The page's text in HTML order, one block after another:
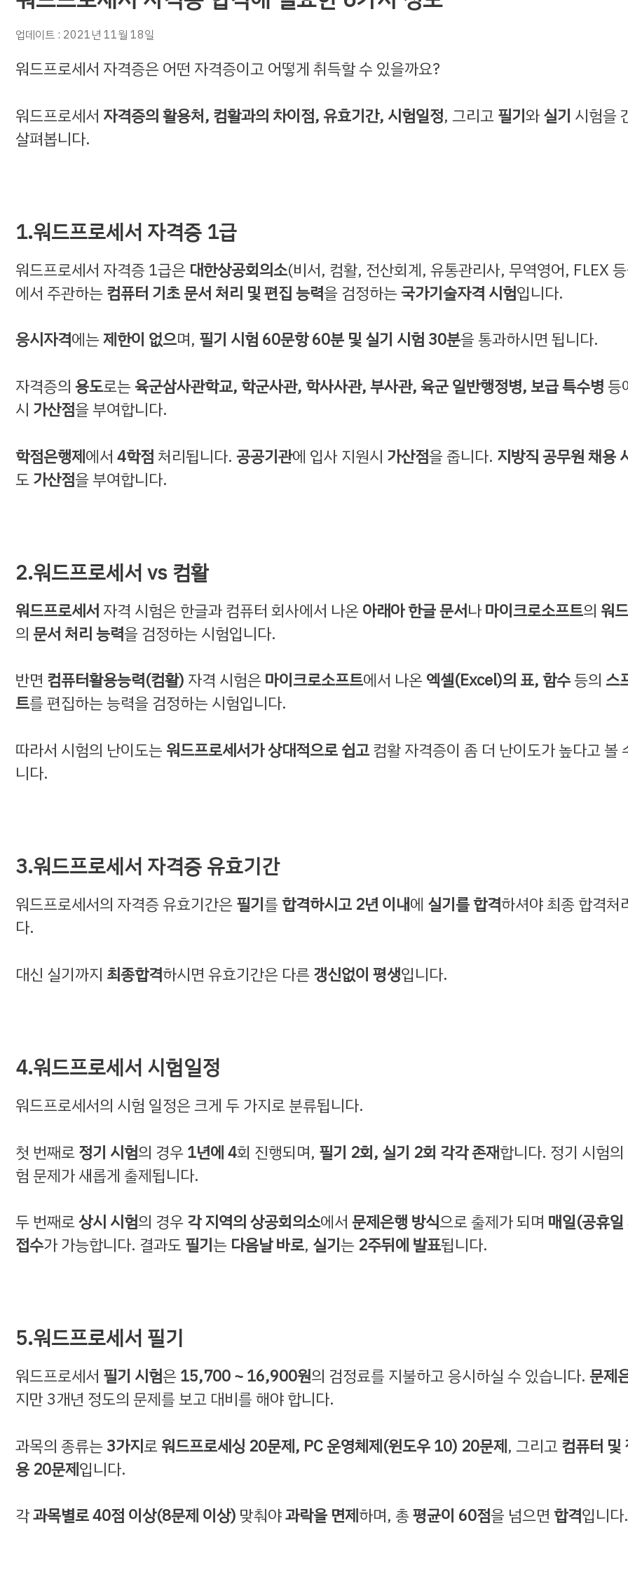
업데이트 : 2021년 11월 18일
워드프로세서 자격증은 어떤 자격증이고 어떻게 취득할 수 있을까요?
워드프로세서 자격증의 활용처, 컴활과의 차이점, 유효기간, 시험일정, 그리고필기와실기 시험을
살펴봅니다.
1.워드프로세서 자격증 1급
워드프로세서 자격증 1급은 대한상공회의소(비서, 컴활, 전산회계, 유통관리사, 무역영어, FLEX
에서 주관하는컴퓨터 기초 문서 처리 및 편집 능력을 검정하는국가기술자격 시험입니다.
응시자격에는제한이 없으며, 필기 시험 60문항 60분 및 실기 시험 30분을 통과하시면 됩니다.
자격증의 용도로는육군삼사관학교, 학군사관, 학사사관, 부사관, 육군 일반행정병, 보급 특수병등
시 가산점을 부여합니다.
학점은행제에서 4학점 처리됩니다. 공공기관에 입사 지원시 가산점을 줍니다. 지방직 공무원 채용
도가산점을 부여합니다.
2.워드프로세서 vs 컴활
워드프로세서 자격 시험은 한글과 컴퓨터 회사에서 나온아래아 한글 문서나마이크로소프트의 워
의 문서 처리 능력을 검정하는 시험입니다.
반면 컴퓨터활용능력(컴활) 자격 시험은마이크로소프트에서 나온엑셀(Excel)의 표, 함수등의 스
트를 편집하는 능력을 검정하는 시험입니다.
따라서 시험의 난이도는워드프로세서가 상대적으로 쉽고컴활 자격증이 좀 더 난이도가 높다고 볼
니다.
3.워드프로세서 자격증 유효기간
워드프로세서의 자격증 유효기간은필기를합격하시고 2년 이내에 실기를 합격하셔야 최종 합격처
다.
대신 실기까지 최종합격하시면 유효기간은 다른갱신없이 평생입니다.
4.워드프로세서 시험일정
워드프로세서의 시험 일정은 크게 두 가지로 분류됩니다.
첫 번째로정기 시험의 경우1년에 4회 진행되며, 필기 2회, 실기 2회 각각 존재합니다. 정기 시험의
험 문제가 새롭게 출제됩니다.
두 번째로상시 시험의 경우각 지역의 상공회의소에서 문제은행 방식으로 출제가 되며 매일(공휴
접수가 가능합니다. 결과도필기는 다음날 바로, 실기는 2주뒤에 발표됩니다.
5.워드프로세서 필기
워드프로세서 필기 시험은15,700 ~ 16,900원의 검정료를 지불하고 응시하실 수 있습니다. 문제
지만 3개년 정도의 문제를 보고 대비를 해야 합니다.
과목의 종류는3가지로워드프로세싱 20문제, PC 운영체제(윈도우 10) 20문제, 그리고컴퓨터 및
용 20문제입니다.
각과목별로 40점 이상(8문제 이상) 맞춰야과락을 면제하며, 총평균이 60점을 넘으면합격입니다.